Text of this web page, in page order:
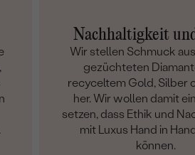
Nachhaltigkeit
Wir stellen Schmuck
gezüchteten
recyceltem Gold, Silber
her. Wir wollen damit
setzen, dass Ethik und
mit Luxus Hand in
können.